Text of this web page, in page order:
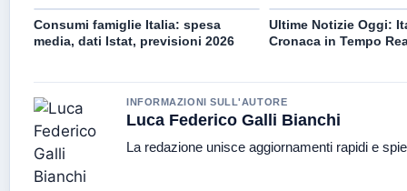
Consumi famiglie Italia: spesa
media, dati Istat, previsioni 2026
Ultime Notizie Oggi:
Cronaca in Tempo
INFORMAZIONI SULL'AUTORE
Luca Federico Galli Bianchi
La redazione unisce aggiornamenti rapidi e